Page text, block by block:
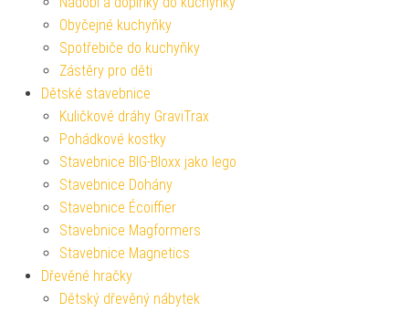
Obyčejné kuchyňky
Spotřebiče do kuchyňky
Zástěry pro děti
Dětské stavebnice
Kuličkové dráhy GraviTrax
Pohádkové kostky
Stavebnice BIG-Bloxx jako lego
Stavebnice Dohány
Stavebnice Écoiffier
Stavebnice Magformers
Stavebnice Magnetics
Dřevěné hračky
Dětský dřevěný nábytek